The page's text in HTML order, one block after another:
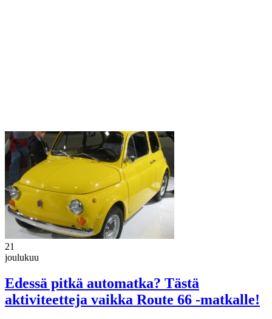
21
joulukuu
Edessä pitkä automatka? Tästä
aktiviteetteja vaikka Route 66 -matkalle!